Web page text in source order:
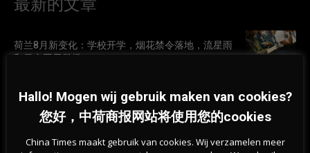
荷兰8月新变化：学校开学，烟花禁令落地，流星雨
和日食同天登场
荷兰热浪持续，专家称身体可以“学会”应对高温
Hallo! Mogen wij gebruik maken van cookies?
您好，中荷商报网站将使用您的cookies
China Times maakt gebruik van cookies. Wij verzamelen meer